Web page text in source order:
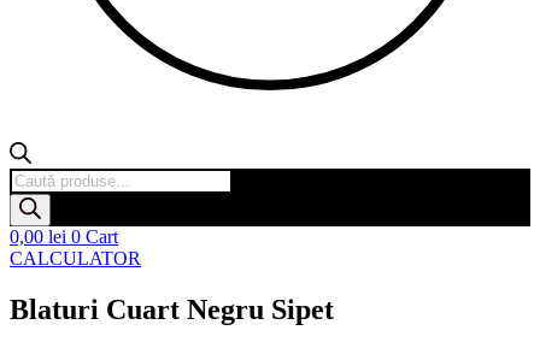
Products
search
0,00 lei 0 Cart
CALCULATOR
Blaturi Cuart Negru Sipet